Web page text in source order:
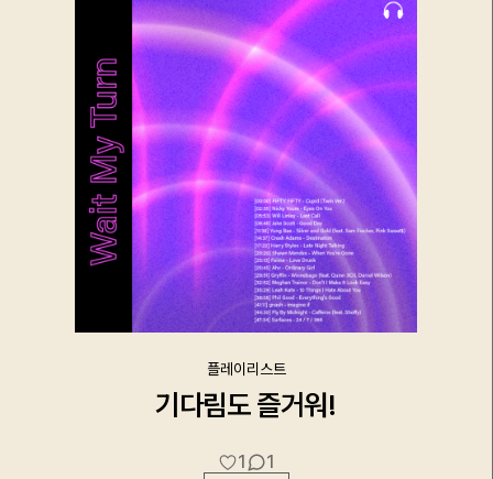
플레이리스트
기다림도 즐거워!
1
1